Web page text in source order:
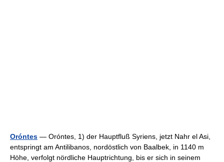
Oróntes — Oróntes, 1) der Hauptfluß Syriens, jetzt Nahr el Asi,
entspringt am Antilibanos, nordöstlich von Baalbek, in 1140 m
Höhe, verfolgt nördliche Hauptrichtung, bis er sich in seinem